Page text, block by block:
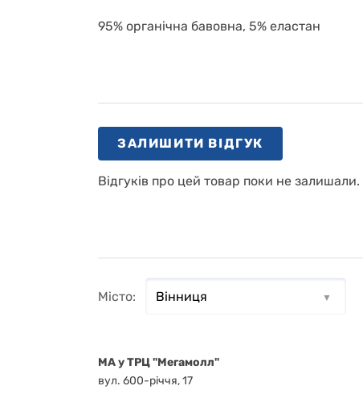
95% органічна бавовна, 5% еластан
ЗАЛИШИТИ ВІДГУК
Відгуків про цей товар поки не залишали.
Місто:
MA у ТРЦ "Мегамолл"
вул. 600-річчя, 17